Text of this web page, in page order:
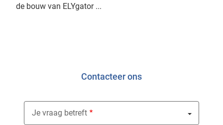
de bouw van ELYgator ...
Contacteer ons
Je vraag betreft
Nothing selected